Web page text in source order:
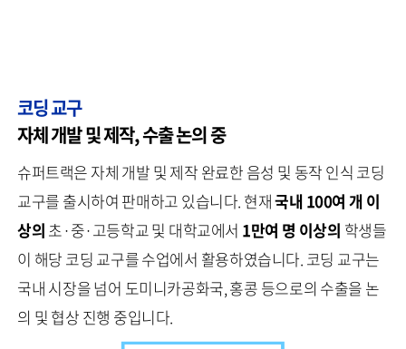
코딩 교구
자체 개발 및 제작, 수출 논의 중
슈퍼트랙은 자체 개발 및 제작 완료한 음성 및 동작 인식 코딩
교구를 출시하여 판매하고 있습니다. 현재국내 100여 개 이
상의 초·중·고등학교 및 대학교에서 1만여 명 이상의 학생들
이 해당 코딩 교구를 수업에서 활용하였습니다. 코딩 교구는
국내 시장을 넘어 도미니카공화국, 홍콩 등으로의 수출을 논
의 및 협상 진행 중입니다.